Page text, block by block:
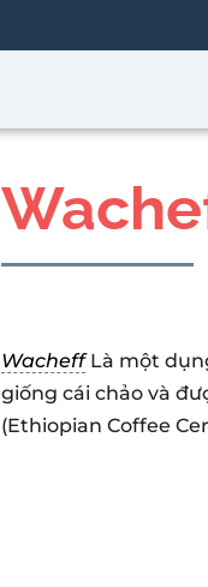
WacheffLà một
giống cái chảo và
(Ethiopian Coffee